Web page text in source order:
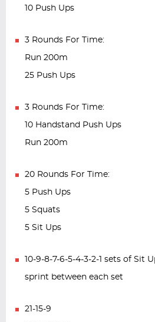
10 Push Ups
3 Rounds For Time:
Run 200m
25 Push Ups
3 Rounds For Time:
10 Handstand Push Ups
Run 200m
20 Rounds For Time:
5 Push Ups
5 Squats
5 Sit Ups
10-9-8-7-6-5-4-3-2-1 sets of Sit
sprint between each set
21-15-9